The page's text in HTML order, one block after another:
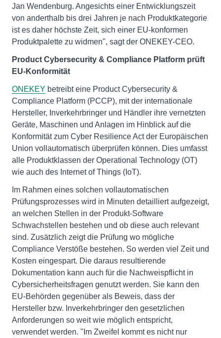
Jan Wendenburg. Angesichts einer Entwicklungszeit
von anderthalb bis drei Jahren je nach Produktkategorie
ist es daher höchste Zeit, sich einer EU-konformen
Produktpalette zu widmen", sagt der ONEKEY-CEO.
Product Cybersecurity & Compliance Platform prüft
EU-Konformität
ONEKEY betreibt eine Product Cybersecurity &
Compliance Platform (PCCP), mit der internationale
Hersteller, Inverkehrbringer und Händler ihre vernetzten
Geräte, Maschinen und Anlagen im Hinblick auf die
Konformität zum Cyber Resilience Act der Europäischen
Union vollautomatisch überprüfen können. Dies umfasst
alle Produktklassen der Operational Technology (OT)
wie auch des Internet of Things (IoT).
Im Rahmen eines solchen vollautomatischen
Prüfungsprozesses wird in Minuten detailliert aufgezeigt,
an welchen Stellen in der Produkt-Software
Schwachstellen bestehen und ob diese auch relevant
sind. Zusätzlich zeigt die Prüfung wo mögliche
Compliance Verstöße bestehen. So werden viel Zeit und
Kosten eingespart. Die daraus resultierende
Dokumentation kann auch für die Nachweispflicht in
Cybersicherheitsfragen genutzt werden. Sie kann den
EU-Behörden gegenüber als Beweis, dass der
Hersteller bzw. Inverkehrbringer den gesetzlichen
Anforderungen so weit wie möglich entspricht,
verwendet werden. "Im Zweifel kommt es nicht nur